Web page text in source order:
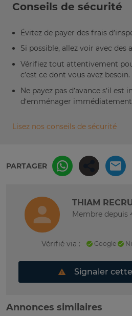
Conseils de sécurité
Évitez de payer des frais
Si possible, allez voir avec des
Vérifiez tout attentivement
c’est ce dont vous avez besoin.
Ne payez pas d’avance s’il est
d’emménager
Lisez nos conseils de sécurité
PARTAGER
THIAM
Membre depuis
Vérifié via : Google
Signaler
Annonces similaires